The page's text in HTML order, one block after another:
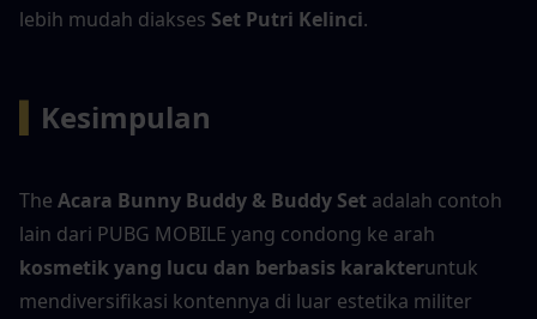
lebih mudah diakses Set Putri Kelinci.
Kesimpulan
The Acara Bunny Buddy & Buddy Set adalah contoh
kosmetik yang lucu dan berbasis karakteruntuk
mendiversifikasi kontennya di luar estetika militer